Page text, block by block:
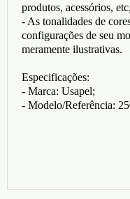
produtos, acessórios,
- As tonalidades de
configurações de seu
meramente ilustrativas.
Especificações:
- Marca: Usapel;
- Modelo/Referência: